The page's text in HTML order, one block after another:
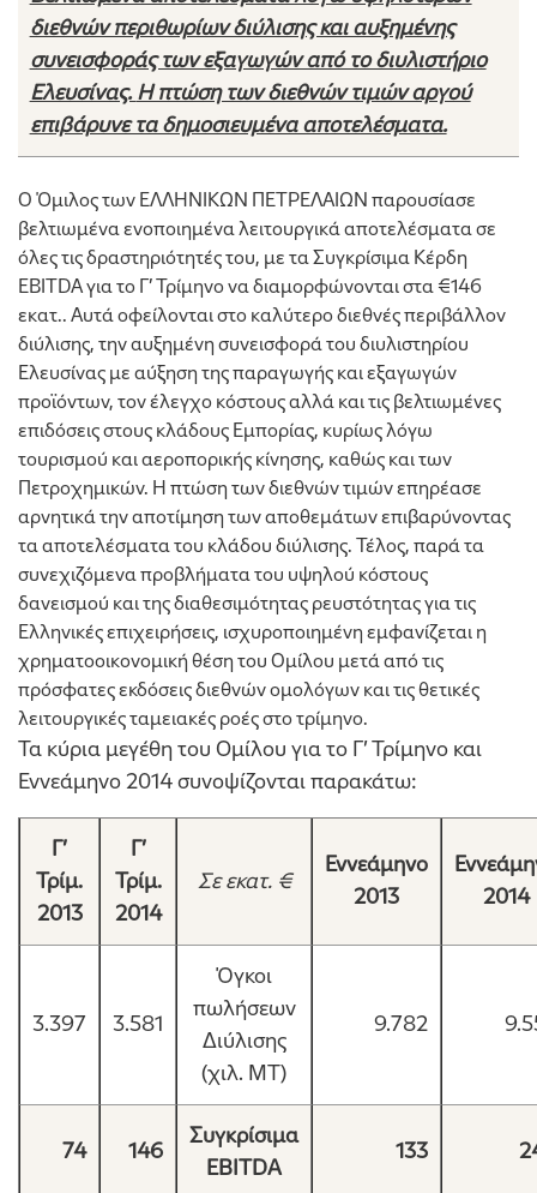
διεθνών περιθωρίων διύλισης και αυξημένης
συνεισφοράς των εξαγωγών από το διυλιστήριο
Ελευσίνας.Η πτώση των διεθνών τιμών αργού
επιβάρυνε τα δημοσιευμένα αποτελέσματα.
Ο Όμιλος των ΕΛΛΗΝΙΚΩΝ ΠΕΤΡΕΛΑΙΩΝ παρουσίασε
βελτιωμένα ενοποιημένα λειτουργικά αποτελέσματα σε
όλες τις δραστηριότητές του, με τα Συγκρίσιμα Κέρδη
EBITDA για το Γ’ Τρίμηνο να διαμορφώνονται στα €146
εκατ.. Αυτά οφείλονται στο καλύτερο διεθνές περιβάλλον
διύλισης, την αυξημένη συνεισφορά του διυλιστηρίου
Ελευσίνας με αύξηση της παραγωγής και εξαγωγών
προϊόντων, τον έλεγχο κόστους αλλά και τις βελτιωμένες
επιδόσεις στους κλάδους Εμπορίας, κυρίως λόγω
τουρισμού και αεροπορικής κίνησης, καθώς και των
Πετροχημικών. Η πτώση των διεθνών τιμών επηρέασε
αρνητικά την αποτίμηση των αποθεμάτων επιβαρύνοντας
τα αποτελέσματα του κλάδου διύλισης. Τέλος, παρά τα
συνεχιζόμενα προβλήματα του υψηλού κόστους
δανεισμού και της διαθεσιμότητας ρευστότητας για τις
Ελληνικές επιχειρήσεις, ισχυροποιημένη εμφανίζεται η
χρηματοοικονομική θέση του Ομίλου μετά από τις
πρόσφατες εκδόσεις διεθνών ομολόγων και τις θετικές
λειτουργικές ταμειακές ροές στο τρίμηνο.
Τα κύρια μεγέθη του Ομίλου για το Γ’ Τρίμηνο και
Εννεάμηνο 2014 συνοψίζονται παρακάτω:
Γ’
Τρίμ.
2013
Γ’
Τρίμ.
2014
Σε εκατ. €
Εννεάμηνο
2013
2014
3.397 3.581
Όγκοι
πωλήσεων
Διύλισης
(χιλ. ΜΤ)
9.782
74 146
Συγκρίσιμα
EBITDA
133